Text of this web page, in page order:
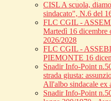
CISL A scuola,
sindacato", N.6 del
FLC CGIL -
Martedì 16 dicembre
2026/2028
FLC CGIL -
PIEMONTE 16
Snadir Info-Point
strada giusta:
All'albo sindacale ex
Snadir Info-Point